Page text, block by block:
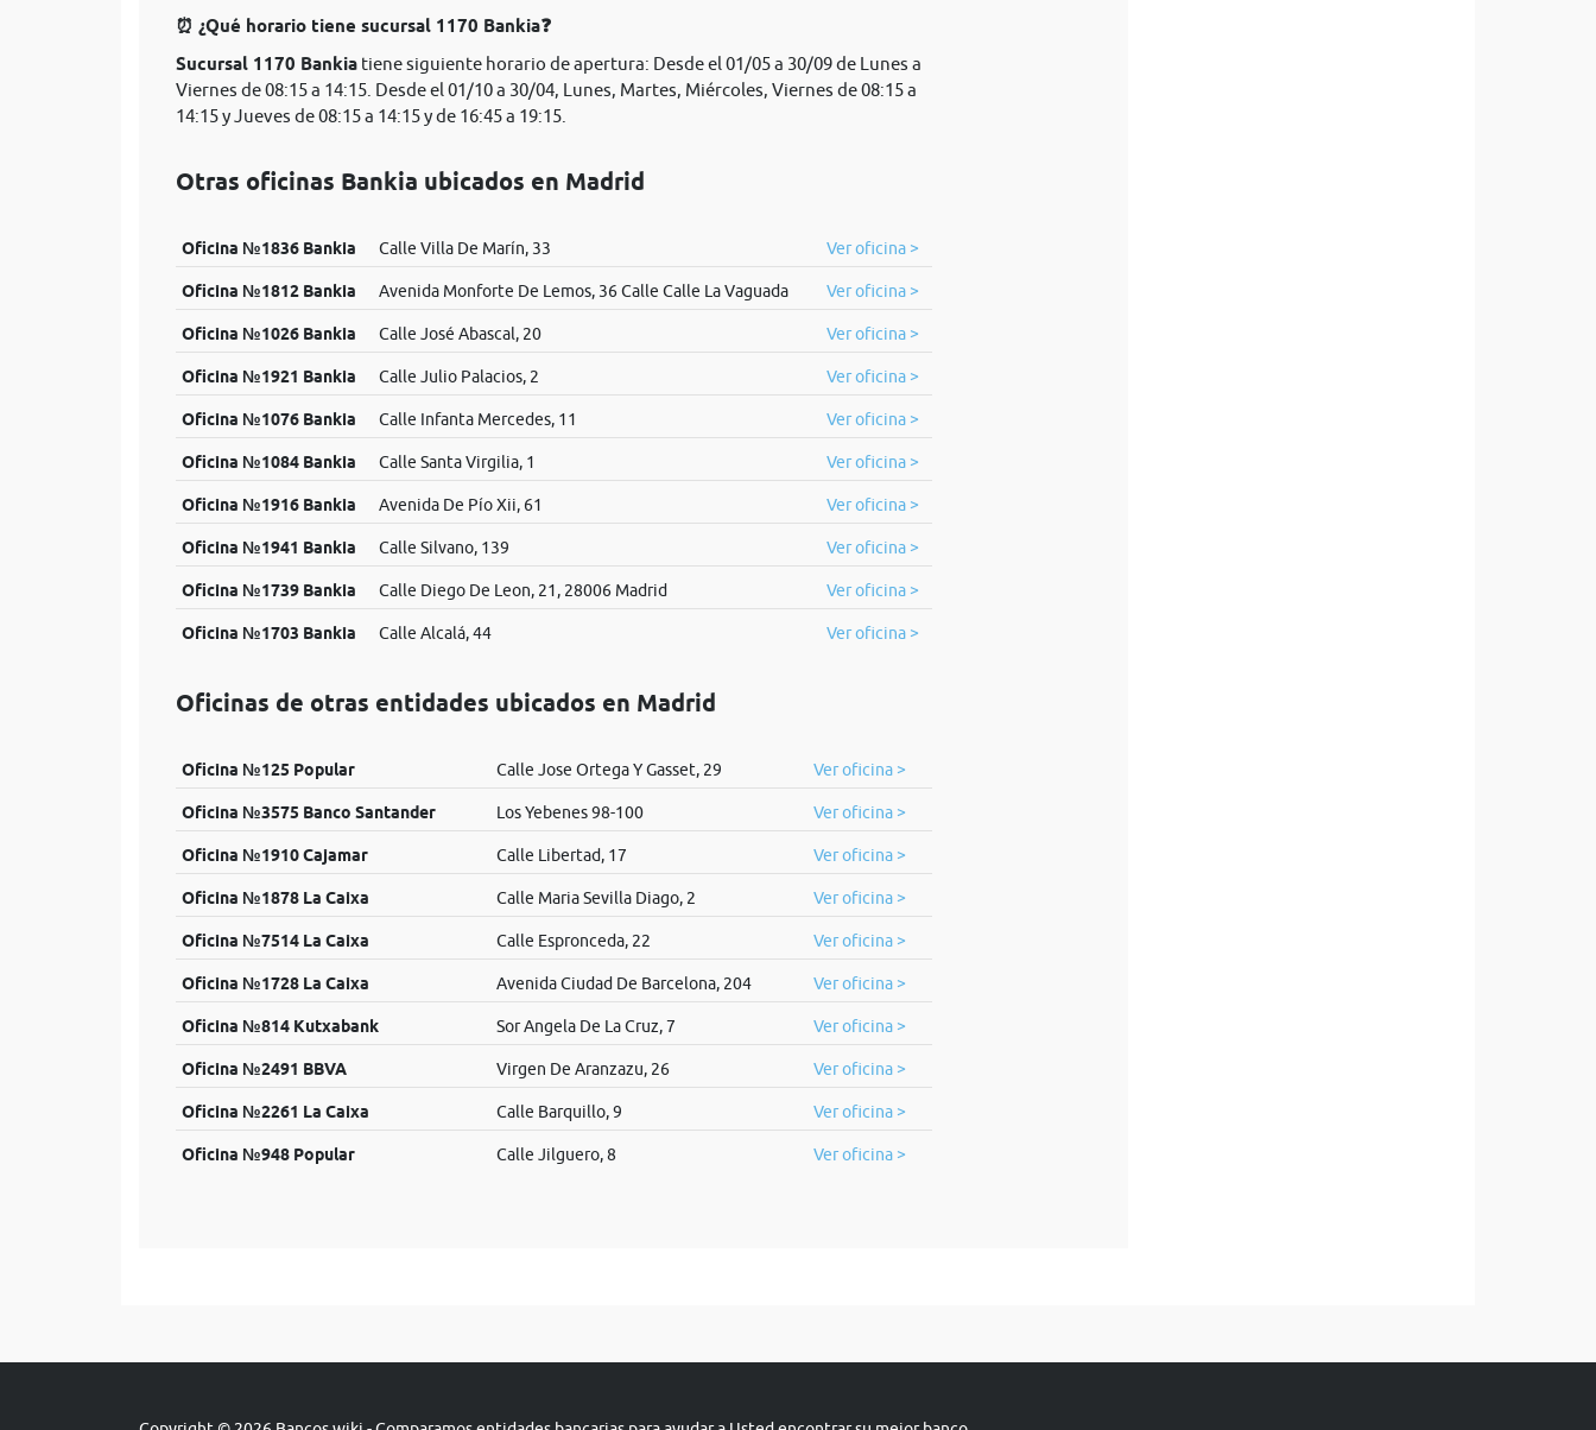
⏰ ¿Qué horario tiene sucursal 1170 Bankia❓
Sucursal 1170 Bankia tiene siguiente horario de apertura: Desde el 01/05 a 30/09 de Lunes a
Viernes de 08:15 a 14:15. Desde el 01/10 a 30/04, Lunes, Martes, Miércoles, Viernes de 08:15 a
14:15 y Jueves de 08:15 a 14:15 y de 16:45 a 19:15.
Otras oficinas Bankia ubicados en Madrid
Oficina №1836 Bankia Calle Villa De Marín, 33 Ver oficina >
Oficina №1812 Bankia Avenida Monforte De Lemos, 36 Calle Calle La Vaguada Ver oficina >
Oficina №1026 Bankia Calle José Abascal, 20 Ver oficina >
Oficina №1921 Bankia Calle Julio Palacios, 2 Ver oficina >
Oficina №1076 Bankia Calle Infanta Mercedes, 11 Ver oficina >
Oficina №1084 Bankia Calle Santa Virgilia, 1 Ver oficina >
Oficina №1916 Bankia Avenida De Pío Xii, 61 Ver oficina >
Oficina №1941 Bankia Calle Silvano, 139 Ver oficina >
Oficina №1739 Bankia Calle Diego De Leon, 21, 28006 Madrid Ver oficina >
Oficina №1703 Bankia Calle Alcalá, 44 Ver oficina >
Oficinas de otras entidades ubicados en Madrid
Oficina №125 Popular Calle Jose Ortega Y Gasset, 29 Ver oficina >
Oficina №3575 Banco Santander Los Yebenes 98-100 Ver oficina >
Oficina №1910 Cajamar Calle Libertad, 17 Ver oficina >
Oficina №1878 La Caixa Calle Maria Sevilla Diago, 2 Ver oficina >
Oficina №7514 La Caixa Calle Espronceda, 22 Ver oficina >
Oficina №1728 La Caixa Avenida Ciudad De Barcelona, 204 Ver oficina >
Oficina №814 Kutxabank Sor Angela De La Cruz, 7 Ver oficina >
Oficina №2491 BBVA Virgen De Aranzazu, 26 Ver oficina >
Oficina №2261 La Caixa Calle Barquillo, 9 Ver oficina >
Oficina №948 Popular Calle Jilguero, 8 Ver oficina >